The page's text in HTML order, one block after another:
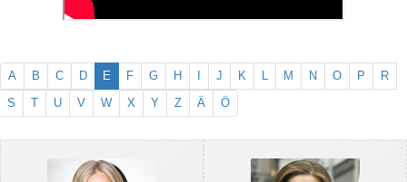
A B C D E F G H J K L M N O P
R
S
T U V W X Y Z Ä Ö